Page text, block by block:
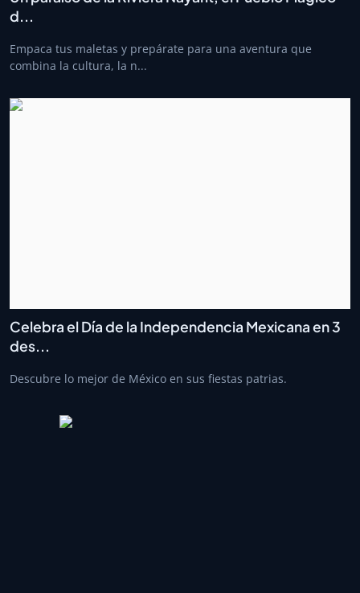
d...
Empaca tus maletas y prepárate para una aventura que
combina la cultura, la n...
Celebra el Día de la Independencia Mexicana en 3
des...
Descubre lo mejor de México en sus fiestas patrias.